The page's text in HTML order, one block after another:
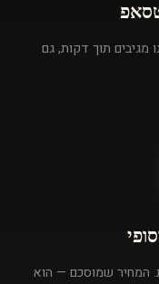
מגיבים תוך דקות, גם
המחיר שמוסכם — הוא